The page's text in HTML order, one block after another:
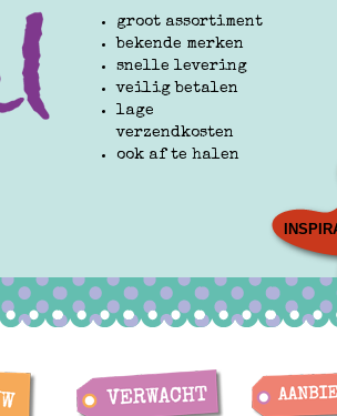
groot assortiment
bekende merken
snelle levering
veilig betalen
lage
verzendkosten
ook af te halen